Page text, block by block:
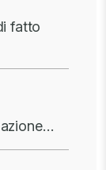
fatto